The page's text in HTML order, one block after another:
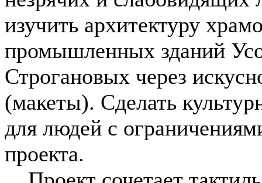
изучить архитектуру
промышленных зданий
Строгановых через
(макеты). Сделать
для людей с
проекта.